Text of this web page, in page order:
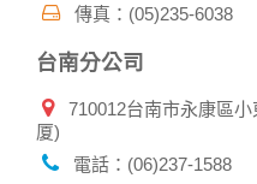
傳真：(05)235-6038
台南分公司
710012台南市永康區
厦)
電話：(06)237-1588